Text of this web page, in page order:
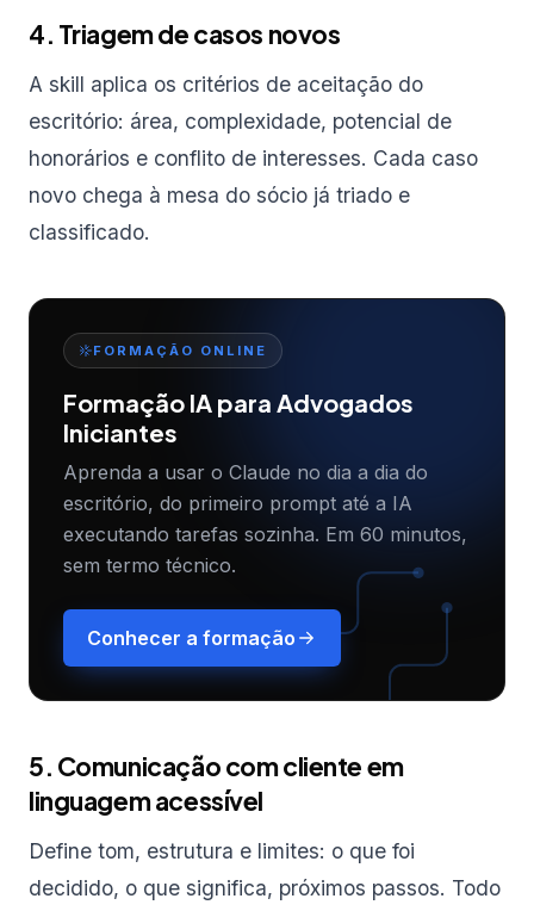
4. Triagem de casos novos
A skill aplica os critérios de aceitação do
escritório: área, complexidade, potencial de
honorários e conflito de interesses. Cada caso
novo chega à mesa do sócio já triado e
classificado.
FORMAÇÃO ONLINE
Formação IA para Advogados
Iniciantes
Aprenda a usar o Claude no dia a dia do
escritório, do primeiro prompt até a IA
executando tarefas sozinha. Em 60 minutos,
sem termo técnico.
Conhecer a formação
5. Comunicação com cliente em
linguagem acessível
Define tom, estrutura e limites: o que foi
decidido, o que significa, próximos passos. Todo